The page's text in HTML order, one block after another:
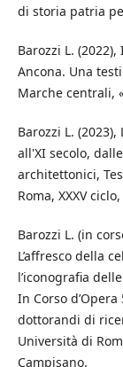
di storia patria
Barozzi L.
Ancona. Una
Marche centrali,
Barozzi L.
all'XI secolo,
architettonici,
Roma, XXXV
Barozzi L. (in
L’affresco della
l’iconografia
In Corso
dottorandi di
Università di
Campisano.